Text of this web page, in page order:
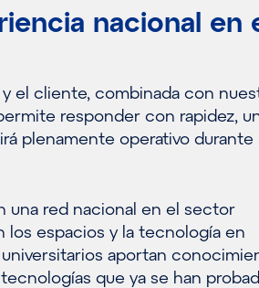
nacional en
el cliente, combinada con
responder con rapidez,
plenamente operativo durante
una red nacional en el sector
los espacios y la tecnología en
aportan
que ya se han